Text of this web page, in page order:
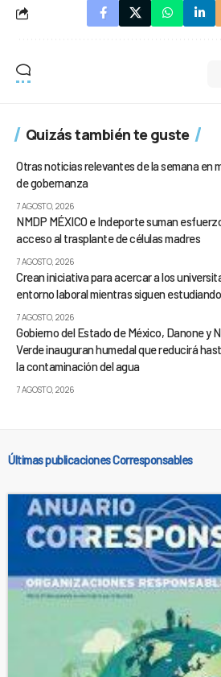
Quizás también te guste
Otras noticias relevantes de la semana en
de gobernanza
7 AGOSTO, 2026
NMDP MÉXICO e Indeporte suman
acceso al trasplante de células madres
7 AGOSTO, 2026
Crean iniciativa para acercar a los
entorno laboral mientras siguen estudiando
7 AGOSTO, 2026
Gobierno del Estado de México, Danone y
Verde inauguran humedal que reducirá
la contaminación del agua
7 AGOSTO, 2026
Últimas publicaciones Corresponsables